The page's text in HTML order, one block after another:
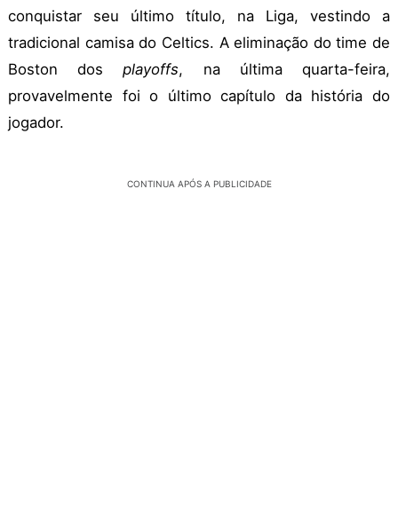
conquistar seu último título, na Liga, vestindo a
tradicional camisa do Celtics. A eliminação do time de
Boston dosplayoffs, na última quarta-feira,
provavelmente foi o último capítulo da história do
jogador.
CONTINUA APÓS A PUBLICIDADE